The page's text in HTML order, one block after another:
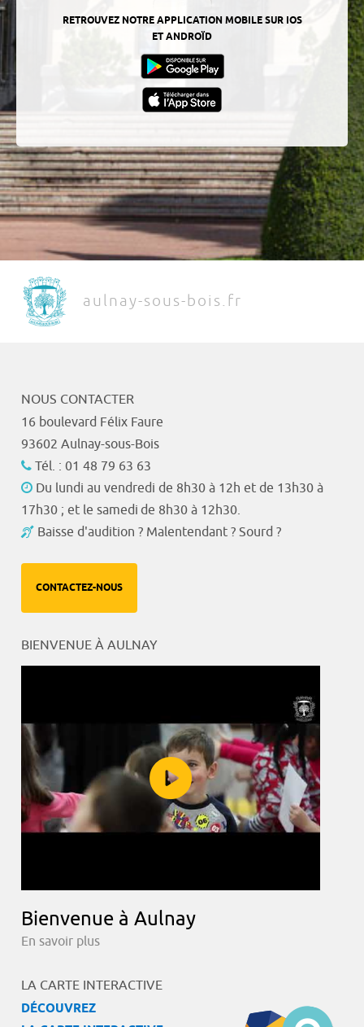
RETROUVEZ NOTRE APPLICATION MOBILE SUR IOS
ET ANDROÏD
aulnay-sous-bois.fr
NOUS CONTACTER
16 boulevard Félix Faure
93602 Aulnay-sous-Bois
Tél. : 01 48 79 63 63
Du lundi au vendredi de 8h30 à 12h et de 13h30 à
17h30 ; et le samedi de 8h30 à 12h30.
Baisse d'audition ? Malentendant ? Sourd ?
CONTACTEZ-NOUS
BIENVENUE À AULNAY
Bienvenue à Aulnay
En savoir plus
LA CARTE INTERACTIVE
DÉCOUVREZ